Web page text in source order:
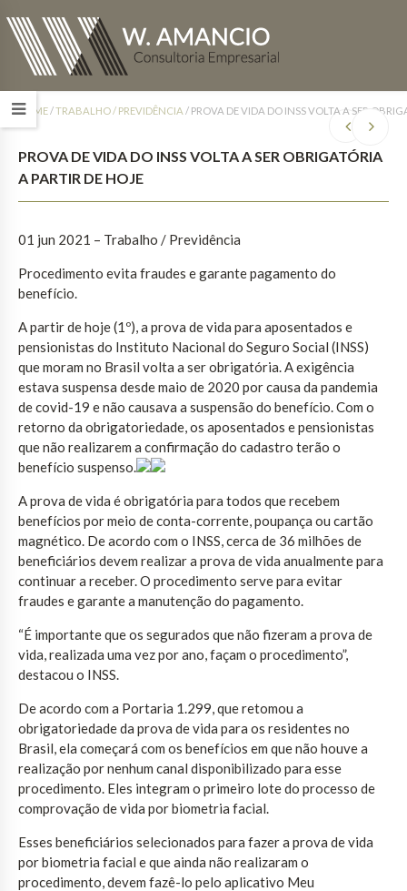
HOME/TRABALHO / PREVIDÊNCIA / PROVA DE VIDA DO INSS VOLTA A SER
PROVA DE VIDA DO INSS VOLTA A SER OBRIGATÓRIA
A PARTIR DE HOJE
01 jun 2021 – Trabalho / Previdência
Procedimento evita fraudes e garante pagamento do
benefício.
A partir de hoje (1º), a prova de vida para aposentados e
pensionistas do Instituto Nacional do Seguro Social (INSS)
que moram no Brasil volta a ser obrigatória. A exigência
estava suspensa desde maio de 2020 por causa da pandemia
de covid-19 e não causava a suspensão do benefício. Com o
retorno da obrigatoriedade, os aposentados e pensionistas
que não realizarem a confirmação do cadastro terão o
benefício suspenso.
A prova de vida é obrigatória para todos que recebem
benefícios por meio de conta-corrente, poupança ou cartão
magnético. De acordo com o INSS, cerca de 36 milhões de
beneficiários devem realizar a prova de vida anualmente para
continuar a receber. O procedimento serve para evitar
fraudes e garante a manutenção do pagamento.
“É importante que os segurados que não fizeram a prova de
vida, realizada uma vez por ano, façam o procedimento”,
destacou o INSS.
De acordo com a Portaria 1.299, que retomou a
obrigatoriedade da prova de vida para os residentes no
Brasil, ela começará com os benefícios em que não houve a
realização por nenhum canal disponibilizado para esse
procedimento. Eles integram o primeiro lote do processo de
comprovação de vida por biometria facial.
Esses beneficiários selecionados para fazer a prova de vida
por biometria facial e que ainda não realizaram o
procedimento, devem fazê-lo pelo aplicativo Meu